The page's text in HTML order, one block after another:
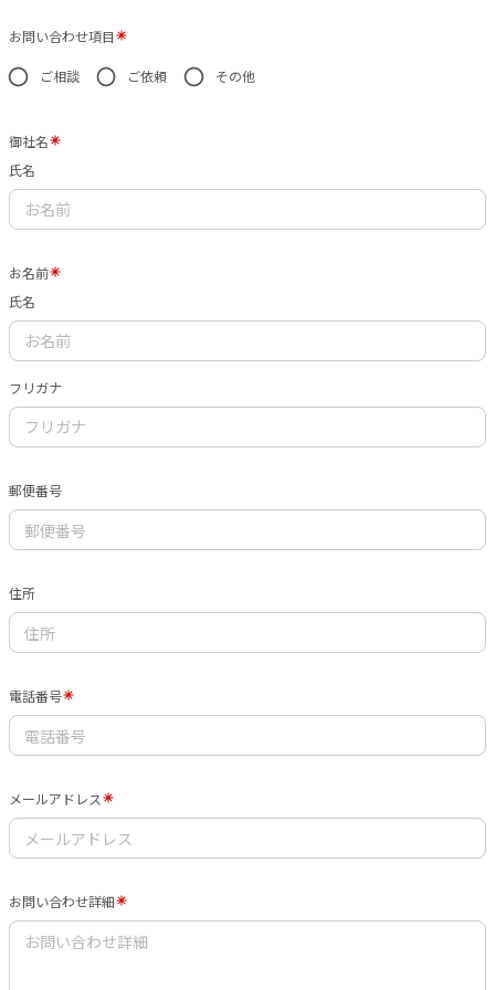
お問い合わせ項目
ご相談 ご依頼 その他
御社名
氏名
お名前
氏名
フリガナ
郵便番号
住所
電話番号
メールアドレス
お問い合わせ詳細